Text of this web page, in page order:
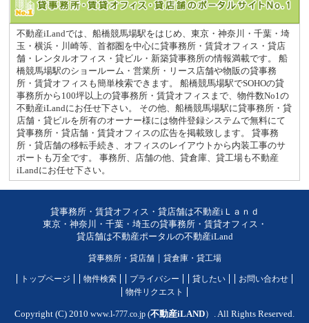
不動産iLandでは、船橋競馬場駅をはじめ、東京・神奈川・千葉・埼
玉・横浜・川崎等、首都圏を中心に貸事務所・賃貸オフィス・貸店
舗・レンタルオフィス・貸ビル・新築貸事務所の情報満載です。 船
橋競馬場駅のショールーム・営業所・リース店舗や物販の貸事務
所・賃貸オフィスも簡単検索できます。 船橋競馬場駅でSOHOの貸
事務所から100坪以上の貸事務所・賃貸オフィスまで、物件数No1の
不動産iLandにお任せ下さい。 その他、船橋競馬場駅に貸事務所・貸
店舗・貸ビルを所有のオーナー様には物件登録システムで無料にて
貸事務所・貸店舗・賃貸オフィスの広告を掲載致します。 貸事務
所・貸店舗の移転手続き、オフィスのレイアウトから内装工事のサ
ポートも万全です。 事務所、店舗の他、貸倉庫、貸工場も不動産
iLandにお任せ下さい。
貸事務所・賃貸オフィス・貸店舗は不動産iＬａｎｄ
東京・神奈川・千葉・埼玉の貸事務所・賃貸オフィス・
貸店舗は不動産ポータルの不動産iLand
貸事務所・貸店舗｜ 貸倉庫・貸工場
トップページ 物件検索 プライバシー 貸したい
お問い合わせ
物件リクエスト
Copyright (C) 2010 www.l-777.co.jp (不動産iLAND）. All Rights Reserved.